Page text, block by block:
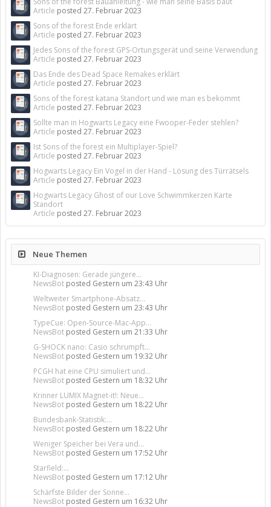
Article posted 27. Februar 2023
Sons of the forest Ende erklärt
Article posted 27. Februar 2023
Jedes Sons of the forest GPS-Ortungsgerät und seine Verwendung
Article posted 27. Februar 2023
Das Ende des Dead Space Remakes erklärt
Article posted 27. Februar 2023
Sons of the forest katana Standort und wie man es bekommt
Article posted 27. Februar 2023
Sollte man in Hogwarts Legacy eine Fwooper-Feder stehlen?
Article posted 27. Februar 2023
Ist Sons of the forest ein Multiplayer-Spiel?
Article posted 27. Februar 2023
Hogwarts Legacy Ein Vogel in der Hand - Lösung des Türrätsels
Article posted 27. Februar 2023
Hogwarts Legacy Ghost of our Love Schwimmkerzen Karte
Standort
Article posted 27. Februar 2023
Neue Themen
KI-Diagnosen: Gerade jüngere...
NewsBot posted Gestern um 23:43 Uhr
Weltweiter Smartphone-Absatz...
NewsBot posted Gestern um 23:43 Uhr
TypeCue: Open-Source-Mac-App...
NewsBot posted Gestern um 21:33 Uhr
G-SHOCK nano: Casio schrumpft...
NewsBot posted Gestern um 19:32 Uhr
PCGH hat eine CPU simuliert und...
NewsBot posted Gestern um 18:32 Uhr
Krinner LUMIX Magnet-it!: Neue...
NewsBot posted Gestern um 18:22 Uhr
Bundesbank-Statistik:...
NewsBot posted Gestern um 18:22 Uhr
Weniger Speicher bei Vera und...
NewsBot posted Gestern um 17:52 Uhr
Starfield:...
NewsBot posted Gestern um 17:12 Uhr
Schärfste Bilder der Sonne...
NewsBot posted Gestern um 16:32 Uhr